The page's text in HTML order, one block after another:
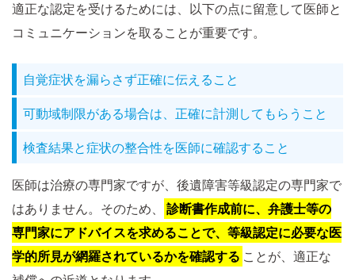
適正な認定を受けるためには、以下の点に留意して医師と
コミュニケーションを取ることが重要です。
自覚症状を漏らさず正確に伝えること
可動域制限がある場合は、正確に計測してもらうこと
検査結果と症状の整合性を医師に確認すること
医師は治療の専門家ですが、後遺障害等級認定の専門家で
はありません。そのため、
診断書作成前に、弁護士等の
専門家にアドバイスを求めることで、等級認定に必要な医
学的所見が網羅されているかを確認する ことが、適正な